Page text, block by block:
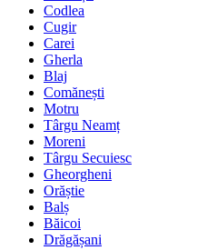
Codlea
Cugir
Carei
Gherla
Blaj
Comănești
Motru
Târgu Neamț
Moreni
Târgu Secuiesc
Gheorgheni
Orăștie
Balș
Băicoi
Drăgășani